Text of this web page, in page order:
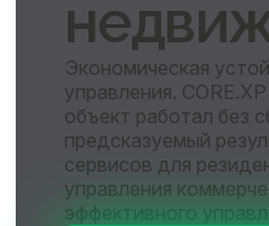
Экономическая
управления.
объект работал без
предсказуемый
сервисов для
управления
эффективного